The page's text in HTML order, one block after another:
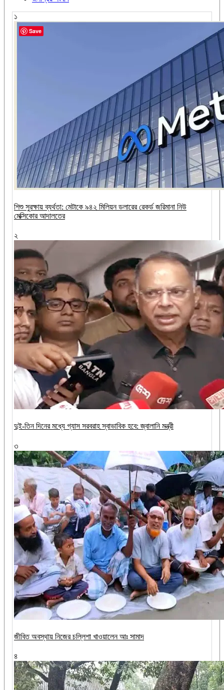
১
শিশু সুরক্ষায় ব্যর্থতা: মেটাকে ৯৪২ মিলিয়ন ডলারের রেকর্ড জরিমানা নিউ
মেক্সিকোর আদালতের
২
দুই-তিন দিনের মধ্যে গ্যাস সরবরাহ স্বাভাবিক হবে: জ্বালানি মন্ত্রী
৩
জীবিত অবস্থায় নিজের চল্লিশা খাওয়ালেন আঃ সামাদ
৪
Save